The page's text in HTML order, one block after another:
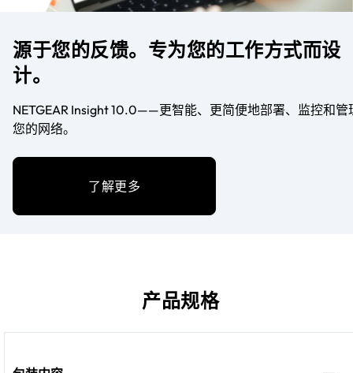
源于您的反馈。专为您的工作方式而设
计。
NETGEAR Insight 10.0——更智能、更简便地部署、监控和管
您的网络。
了解更多
产品规格